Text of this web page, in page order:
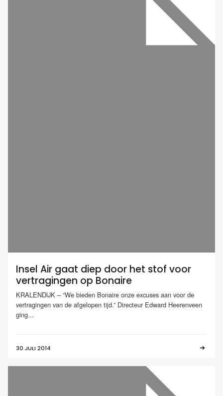
Insel Air gaat diep door het stof voor
vertragingen op Bonaire
KRALENDIJK – “We bieden Bonaire onze excuses aan voor de
vertragingen van de afgelopen tijd.” Directeur Edward Heerenveen
ging...
30 JULI 2014